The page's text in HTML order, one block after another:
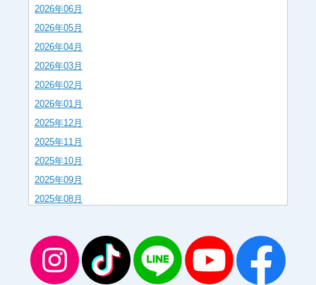
2026年06月
2026年05月
2026年04月
2026年03月
2026年02月
2026年01月
2025年12月
2025年11月
2025年10月
2025年09月
2025年08月
2025年06月
2025年05月
2025年04月